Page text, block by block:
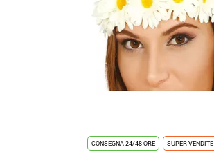
CONSEGNA 24/48 ORE SUPER VENDITE